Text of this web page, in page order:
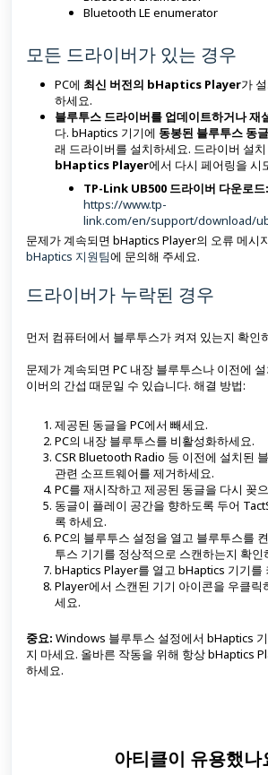
Bluetooth LE enumerator
모든 드라이버가 있는 경우
PC에 최신 버전의 bHaptics Player가
하세요.
블루투스 드라이버를 업데이트하거나 재
다. bHaptics 기기에 동봉된 블루투스 동글
래 드라이버를 설치하세요. 드라이버 설치
bHaptics Player에서 다시 페어링을 시
TP-Link UB500 드라이버 다운로드:
https://www.tp-
link.com/en/support/download/
문제가 계속되면 bHaptics Player의 오류 메시
bHaptics 지원팀에 문의해 주세요.
드라이버가 누락된 경우
먼저 컴퓨터에서 블루투스가 켜져 있는지 확인
문제가 계속되면 PC 내장 블루투스나 이전에
이버의 간섭 때문일 수 있습니다. 해결 방법:
제공된 동글을 PC에서 빼세요.
PC의 내장 블루투스를 비활성화하세요.
CSR Bluetooth Radio 등 이전에 설치된
관련 소프트웨어를 제거하세요.
PC를 재시작하고 제공된 동글을 다시 꽂
동글이 플레이 공간을 향하도록 두어
록 하세요.
PC의 블루투스 설정을 열고 블루투스를
투스 기기를 정상적으로 스캔하는지 확인
bHaptics Player를 열고 bHaptics 기기를
Player에서 스캔된 기기 아이콘을 우클
세요.
중요: Windows 블루투스 설정에서 bHaptics
지 마세요. 올바른 작동을 위해 항상 bHaptics
하세요.
아티클이 유용했나